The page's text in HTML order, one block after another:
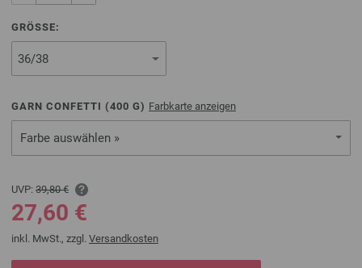
GRÖSSE:
GARN CONFETTI (400 G) Farbkarte anzeigen
Farbe auswählen »
UVP: 39,80 €
27,60 €
inkl. MwSt., zzgl. Versandkosten